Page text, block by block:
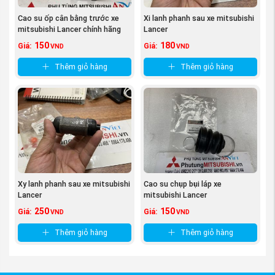
(Rô tuyn cân bằng xe mitsubishi Lancer
nguồnPhutungMitsubishi.vn
Quyền lợi của khách hàng khi mua Rô tuyn cân
bằng xe tại phụ tùng Mitsubishi An Việt:
Được tư vấn miễn phí về phụ tùng dòng xe
Mitsubishi Lancer , cách phân biệt phụ tùng hàng
xịn chính hãng và hàng và làm sao để lựa chọn
Cao su ốp cân bằng trước xe
mitsubishi Lancer chính hãng
Giá: 150 VND
Thêm giỏ hàng
Xi lanh phanh sau xe mitsubishi
Lancer
Giá: 180 VND
Thêm giỏ hàng
Xy lanh phanh sau xe mitsubishi
Lancer
Giá: 250 VND
Thêm giỏ hàng
Cao su chụp bụi láp xe
mitsubishi Lancer
Giá: 150 VND
Thêm giỏ hàng